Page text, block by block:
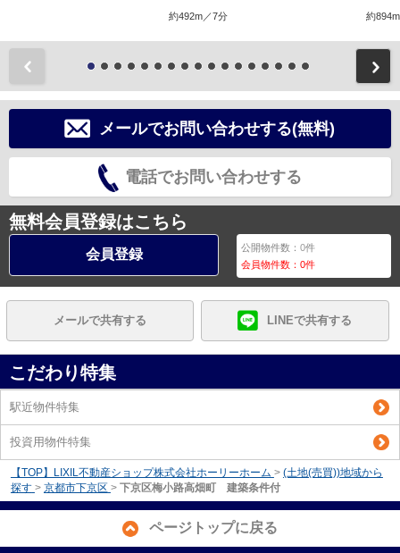
約492m／7分 約
メールでお問い合わせする(無料)
電話でお問い合わせする
無料会員登録はこちら
会員登録 公開物件数：0件
会員物件数：0件
メールで共有する LINEで共有する
こだわり特集
駅近物件特集
投資用物件特集
【TOP】LIXIL不動産ショップ株式会社ホーリーホーム > (土地(売買))地域から
探す > 京都市下京区 > 下京区梅小路高畑町 建築条件付
ページトップに戻る